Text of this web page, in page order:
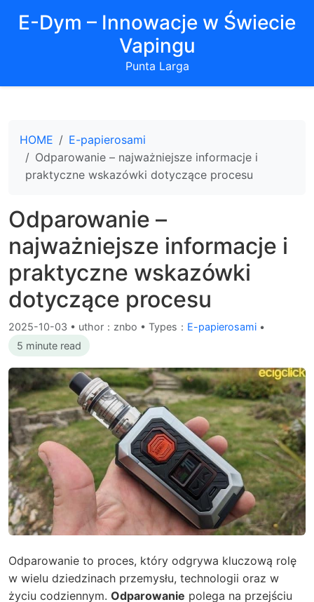
E-Dym – Innowacje w Świecie
Vapingu
Punta Larga
HOME
E-papierosami
Odparowanie – najważniejsze informacje i
praktyczne wskazówki dotyczące procesu
Odparowanie –
najważniejsze informacje i
praktyczne wskazówki
dotyczące procesu
2025-10-03 • uthor：znbo • Types： E-papierosami •
5 minute read
Odparowanie to proces, który odgrywa kluczową rolę
w wielu dziedzinach przemysłu, technologii oraz w
życiu codziennym. Odparowanie polega na przejściu